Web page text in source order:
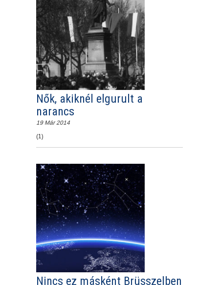
Nők, akiknél elgurult a
narancs
19 Már 2014
(1)
Nincs ez másként Brüsszelben